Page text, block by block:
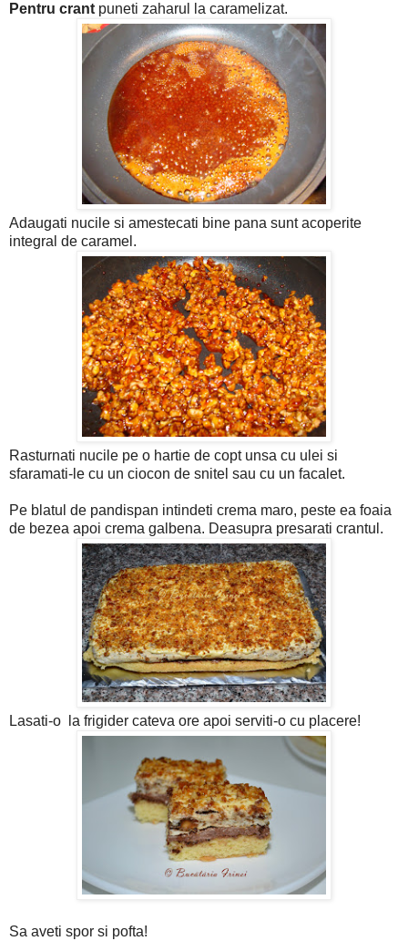
Pentru crant puneti zaharul la caramelizat.
Adaugati nucile si amestecati bine pana sunt acoperite
integral de caramel.
Rasturnati nucile pe o hartie de copt unsa cu ulei si
sfaramati-le cu un ciocon de snitel sau cu un facalet.
Pe blatul de pandispan intindeti crema maro, peste ea foaia
de bezea apoi crema galbena. Deasupra presarati crantul.
Lasati-o la frigider cateva ore apoi serviti-o cu placere!
Sa aveti spor si pofta!